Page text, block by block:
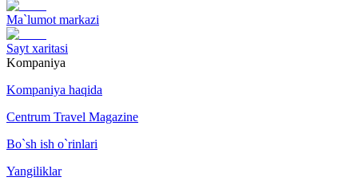
Ma`lumot markazi
Sayt xaritasi
Kompaniya
Kompaniya haqida
Centrum Travel Magazine
Bo`sh ish o`rinlari
Yangiliklar